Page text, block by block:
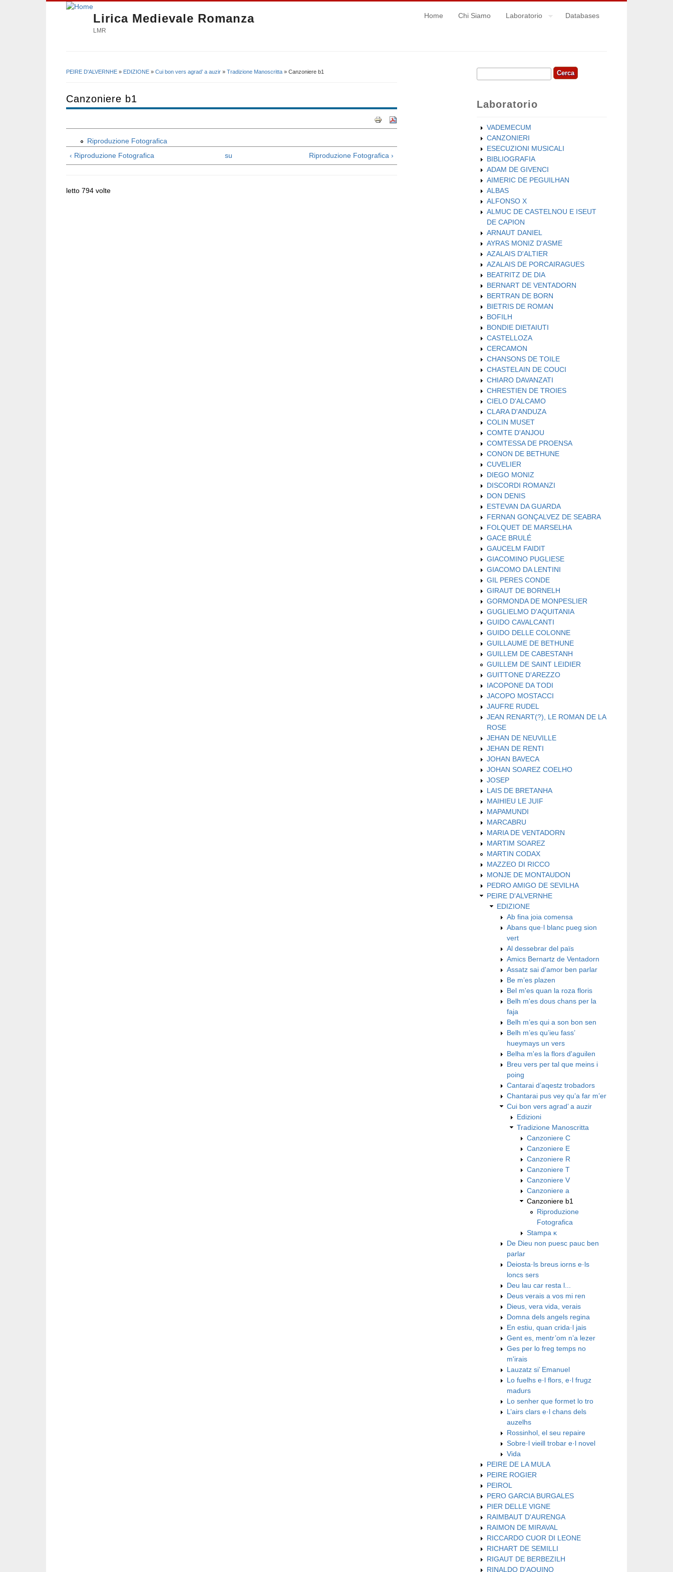
Lirica Medievale Romanza
LMR
Home Chi Siamo Laboratorio Databases
PEIRE D'ALVERNHE » EDIZIONE » Cui bon vers agrad’ a auzir » Tradizione Manoscritta » Canzoniere b1
Canzoniere b1
Riproduzione Fotografica
‹ Riproduzione Fotografica
su Riproduzione Fotografica ›
letto 794 volte
Form di ricerca
Cerca
Laboratorio
VADEMECUM
CANZONIERI
ESECUZIONI MUSICALI
BIBLIOGRAFIA
ADAM DE GIVENCI
AIMERIC DE PEGUILHAN
ALBAS
ALFONSO X
ALMUC DE CASTELNOU E ISEUT
DE CAPION
ARNAUT DANIEL
AYRAS MONIZ D'ASME
AZALAIS D'ALTIER
AZALAIS DE PORCAIRAGUES
BEATRITZ DE DIA
BERNART DE VENTADORN
BERTRAN DE BORN
BIETRIS DE ROMAN
BOFILH
BONDIE DIETAIUTI
CASTELLOZA
CERCAMON
CHANSONS DE TOILE
CHASTELAIN DE COUCI
CHIARO DAVANZATI
CHRESTIEN DE TROIES
CIELO D'ALCAMO
CLARA D'ANDUZA
COLIN MUSET
COMTE D'ANJOU
COMTESSA DE PROENSA
CONON DE BETHUNE
CUVELIER
DIEGO MONIZ
DISCORDI ROMANZI
DON DENIS
ESTEVAN DA GUARDA
FERNAN GONÇALVEZ DE SEABRA
FOLQUET DE MARSELHA
GACE BRULÉ
GAUCELM FAIDIT
GIACOMINO PUGLIESE
GIACOMO DA LENTINI
GIL PERES CONDE
GIRAUT DE BORNELH
GORMONDA DE MONPESLIER
GUGLIELMO D'AQUITANIA
GUIDO CAVALCANTI
GUIDO DELLE COLONNE
GUILLAUME DE BETHUNE
GUILLEM DE CABESTANH
GUILLEM DE SAINT LEIDIER
GUITTONE D'AREZZO
IACOPONE DA TODI
JACOPO MOSTACCI
JAUFRE RUDEL
JEAN RENART(?), LE ROMAN DE LA
ROSE
JEHAN DE NEUVILLE
JEHAN DE RENTI
JOHAN BAVECA
JOHAN SOAREZ COELHO
JOSEP
LAIS DE BRETANHA
MAIHIEU LE JUIF
MAPAMUNDI
MARCABRU
MARIA DE VENTADORN
MARTIM SOAREZ
MARTIN CODAX
MAZZEO DI RICCO
MONJE DE MONTAUDON
PEDRO AMIGO DE SEVILHA
PEIRE D'ALVERNHE
EDIZIONE
Ab fina joia comensa
Abans que·l blanc pueg sion
vert
Al dessebrar del païs
Amics Bernartz de Ventadorn
Assatz sai d'amor ben parlar
Be m’es plazen
Bel m'es quan la roza floris
Belh m'es dous chans per la
faja
Belh m’es qui a son bon sen
Belh m’es qu’ieu fass’
hueymays un vers
Belha m'es la flors d'aguilen
Breu vers per tal que meins i
poing
Cantarai d’aqestz trobadors
Chantarai pus vey qu’a far m’er
Cui bon vers agrad’ a auzir
Edizioni
Tradizione Manoscritta
Canzoniere C
Canzoniere E
Canzoniere R
Canzoniere T
Canzoniere V
Canzoniere a
Canzoniere b1
Riproduzione
Fotografica
Stampa κ
De Dieu non puesc pauc ben
parlar
Deiosta·ls breus iorns e·ls
loncs sers
Deu lau car resta l...
Deus verais a vos mi ren
Dieus, vera vida, verais
Domna dels angels regina
En estiu, quan crida·l jais
Gent es, mentr’om n’a lezer
Ges per lo freg temps no
m'irais
Lauzatz si’ Emanuel
Lo fuelhs e·l flors, e·l frugz
madurs
Lo senher que formet lo tro
L’airs clars e·l chans dels
auzelhs
Rossinhol, el seu repaire
Sobre·l vieill trobar e·l novel
Vida
PEIRE DE LA MULA
PEIRE ROGIER
PEIROL
PERO GARCIA BURGALES
PIER DELLE VIGNE
RAIMBAUT D'AURENGA
RAIMON DE MIRAVAL
RICCARDO CUOR DI LEONE
RICHART DE SEMILLI
RIGAUT DE BERBEZILH
RINALDO D'AQUINO